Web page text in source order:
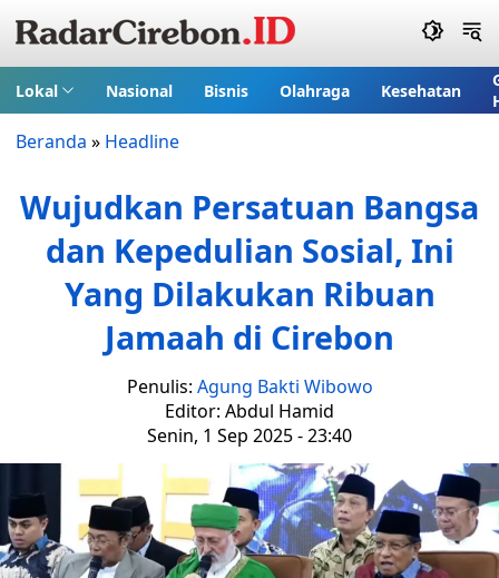
Lokal Nasional Bisnis Olahraga Kesehatan
Beranda » Headline
Wujudkan Persatuan Bangsa
dan Kepedulian Sosial, Ini
Yang Dilakukan Ribuan
Jamaah di Cirebon
Penulis: Agung Bakti Wibowo
Editor: Abdul Hamid
Senin, 1 Sep 2025 - 23:40